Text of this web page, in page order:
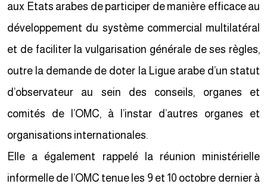
aux Etats arabes de participer de manière efficace au
développement du système commercial multilatéral
et de faciliter la vulgarisation générale de ses règles,
outre la demande de doter la Ligue arabe d’un statut
d’observateur au sein des conseils, organes et
comités de l’OMC, à l’instar d’autres organes et
organisations internationales.
Elle a également rappelé la réunion ministérielle
informelle de l’OMC tenue les 9 et 10 octobre dernier à